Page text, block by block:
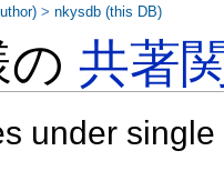
の共著
under
>nkysdb (this DB)